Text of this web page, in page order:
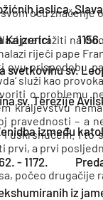
jaslica
Kajzerici 1156.
svetkovinu sv.
sv. Terezije
između
- 1172.
iz
ocu značenje
pretražiti na
riječi pape
ovu prispodobu
služi kao
o problemu
kraljevstvu
pravednosti – a
uskrsnućem. I to
a prvi
počeo drugačije